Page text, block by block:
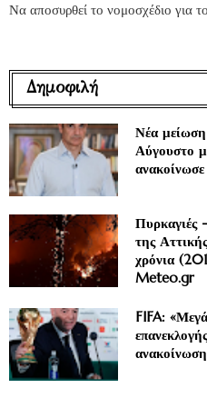
Να αποσυρθεί το νομοσχέδιο για
Δημοφιλή
Νέα μείωση
Αύγουστο
της
χρόνια
Meteo.gr
FIFA: